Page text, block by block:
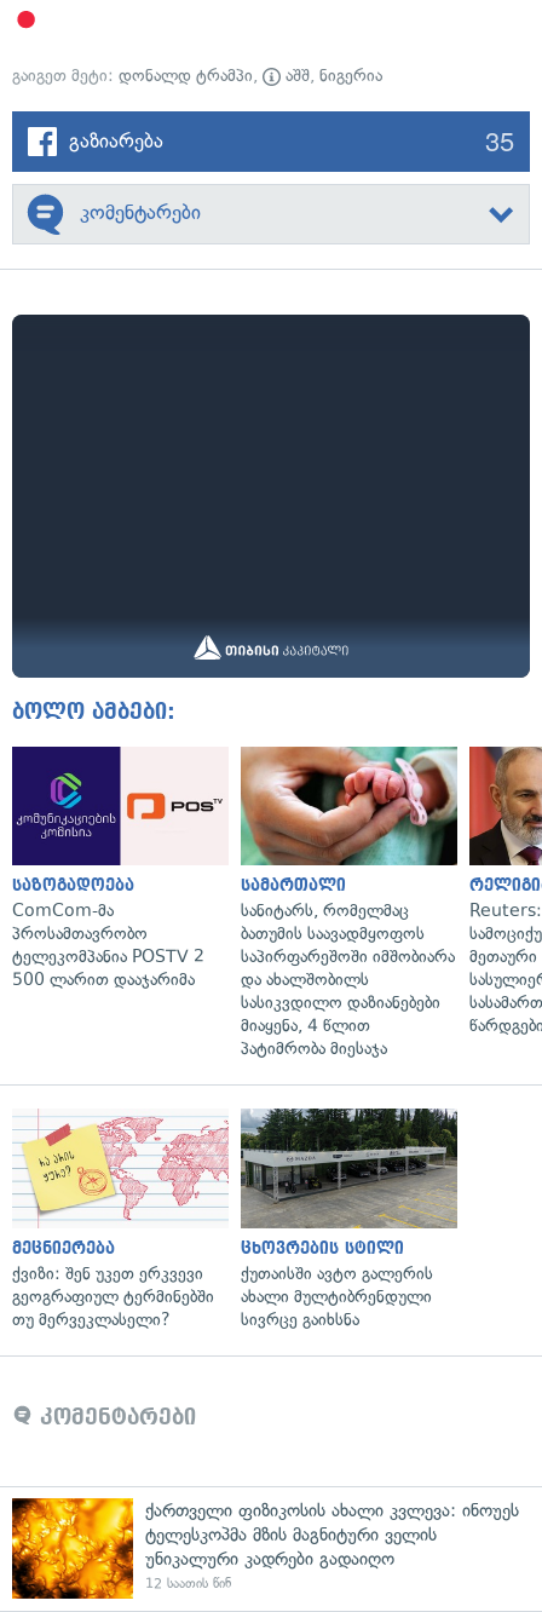
გაიგეთ მეტი: დონალდ ტრამპი, აშშ, ნიგერია
გაზიარება 35
კომენტარები
ბოლო ამბები:
საზოგადოება
ComCom-მა
პროსამთავრობო
ტელეკომპანია POSTV 2
500 ლარით დააჯარიმა
სამართალი
სანიტარს, რომელმაც
ბათუმის საავადმყოფოს
საპირფარეშოში იმშობიარა
და ახალშობილს
სასიკვდილო დაზიანებები
მიაყენა, 4 წლით
პატიმრობა მიესაჯა
მეთაური
მეცნიერება
ქვიზი: შენ უკეთ ერკვევი
გეოგრაფიულ ტერმინებში
თუ მერვეკლასელი?
ცხოვრების სტილი
ქუთაისში ავტო გალერის
ახალი მულტიბრენდული
სივრცე გაიხსნა
კომენტარები
ქართველი ფიზიკოსის ახალი კვლევა: ინოუეს
ტელესკოპმა მზის მაგნიტური ველის
უნიკალური კადრები გადაიღო
12 საათის წინ